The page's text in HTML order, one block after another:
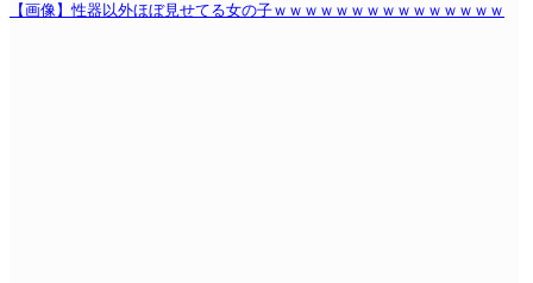
【画像】性器以外ほぼ見せてる女の子ｗｗｗｗｗｗｗｗｗｗｗｗｗｗｗ